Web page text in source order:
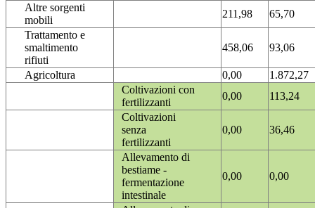
Altre sorgenti
mobili
211,98
65,70
Trattamento e
smaltimento
rifiuti
458,06 93,06
Agricoltura 0,00
1.872,27
Coltivazioni con
fertilizzanti
0,00
113,24
Coltivazioni
senza
fertilizzanti
0,00 36,46
Allevamento di
bestiame -
fermentazione
intestinale
0,00 0,00